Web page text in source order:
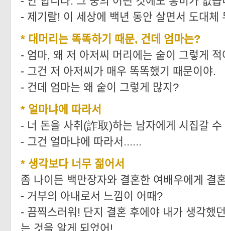
- 제기랄! 이 세상에 백년 동안 살면서 도대체
* 대머리는 똑똑하기 때문, 건데 엄마는?
- 엄마, 왜 저 아저씨 머리에는 숱이 그렇게 적
- 그건 저 아저씨가 매우 똑똑했기 때문이야.
- 건데 엄마는 왜 숱이 그렇게 많지?
* 얼마냐에 따라서
- 너 돈을 사취(詐取)하는 남자에게 시집갈 수
- 그건 얼마냐에 따라서......
* 생각보다 너무 젊어서
좀 나이든 백만장자와 결혼한 여배우에게 결
- 거부의 아내로서 느낌이 어때?
- 끔찍스러워! 단지 결혼 후에야 내가 생각했
는 것을 알게 되었어!